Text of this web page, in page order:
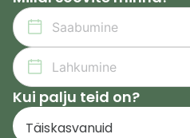
Kui palju teid on?
Täiskasvanuid